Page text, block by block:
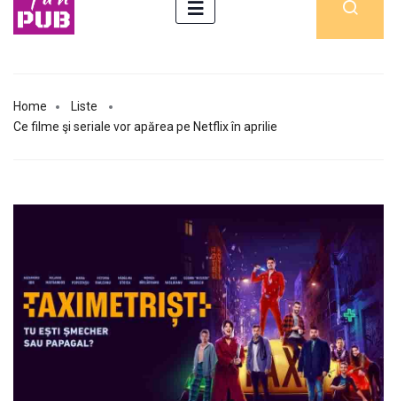
Home
Liste
Ce filme şi seriale vor apărea pe Netflix în aprilie